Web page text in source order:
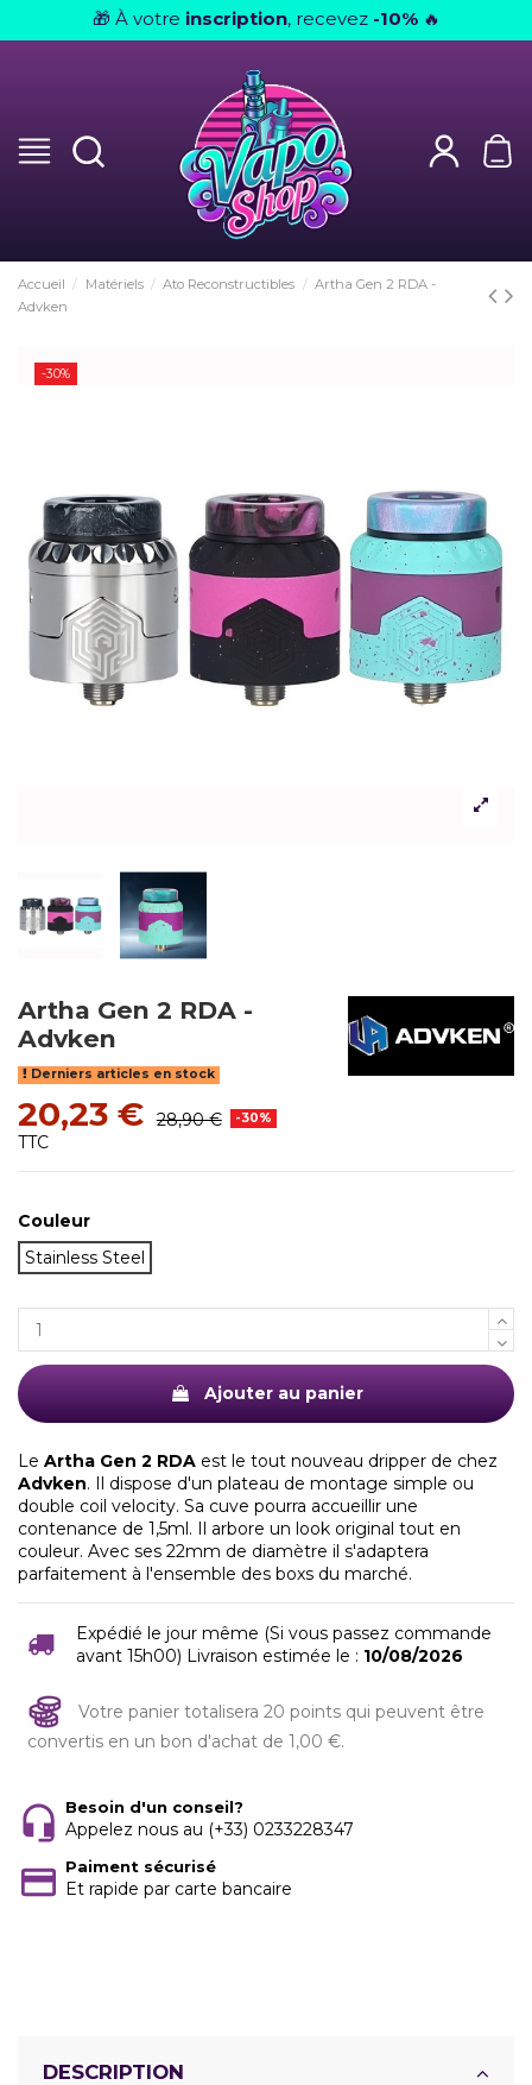
🎁 À votre inscription, recevez -10% 🔥
Accueil Matériels Ato Reconstructibles
Artha Gen 2 RDA -
Advken
-30%
Artha Gen 2 RDA -
Advken
Derniers articles en stock
20,23 € 28,90 € -30%
TTC
Couleur
Stainless Steel
Ajouter au panier
Le Artha Gen 2 RDA est le tout nouveau dripper de chez
Advken. Il dispose d'un plateau de montage simple ou
double coil velocity. Sa cuve pourra accueillir une
contenance de 1,5ml. Il arbore un look original tout en
couleur. Avec ses 22mm de diamètre il s'adaptera
parfaitement à l'ensemble des boxs du marché.
Expédié le jour même (Si vous passez commande
avant 15h00) Livraison estimée le : 10/08/2026
Votre panier totalisera 20 points qui peuvent être
convertis en un bon d'achat de 1,00 €.
Besoin d'un conseil?
Appelez nous au (+33) 0233228347
Paiment sécurisé
Et rapide par carte bancaire
DESCRIPTION